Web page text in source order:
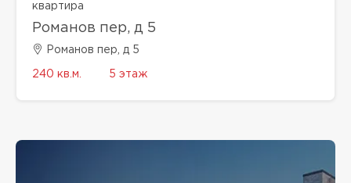
квартира
Романов пер, д 5
Романов пер, д 5
240 кв.м. 5 этаж